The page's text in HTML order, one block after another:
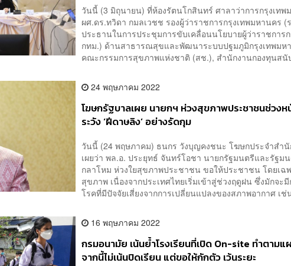
วันนี้ (3 มิถุนายน) ที่ห้องรัตนโกสินทร์ ศาลาว่าการกรุงเทพ
ผศ.ดร.ทวิดา กมลเวชช รองผู้ว่าราชการกรุงเทพมหานคร (
ประธานในการประชุมการขับเคลื่อนนโยบายผู้ว่าราชการ
กทม.) ด้านสาธารณสุขและพัฒนาระบบปฐมภูมิกรุงเทพมห
คณะกรรมการสุขภาพแห่งชาติ (สช.), สำนักงานกองทุนสนั
24 พฤษภาคม 2022
โฆษกรัฐบาลเผย นายกฯ ห่วงสุขภาพประชาชนช่วงห
ระวัง ‘ฝีดาษลิง’ อย่างรัดกุม
วันนี้ (24 พฤษภาคม) ธนกร วังบุญคงชนะ โฆษกประจำสำ
เผยว่า พล.อ. ประยุทธ์ จันทร์โอชา นายกรัฐมนตรีและรัฐม
กลาโหม ห่วงใยสุขภาพประชาชน ขอให้ประชาชน โดยเฉ
สุขภาพ เนื่องจากประเทศไทยเริ่มเข้าสู่ช่วงฤดูฝน ซึ่งมักจะ
โรคที่มีปัจจัยเสี่ยงจากการเปลี่ยนแปลงของสภาพอากาศ เ
16 พฤษภาคม 2022
กรมอนามัย เน้นย้ำโรงเรียนที่เปิด On-site ทำตาม
จากนี้ไม่เน้นปิดเรียน แต่ขอให้กักตัว เว้นระยะ